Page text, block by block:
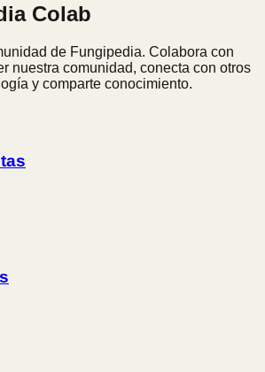
Colab
de Fungipedia. Colabora con
nuestra comunidad, conecta con otros
y comparte conocimiento.